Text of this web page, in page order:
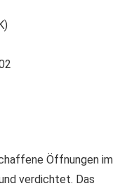
Öffnungen im
verdichtet. Das